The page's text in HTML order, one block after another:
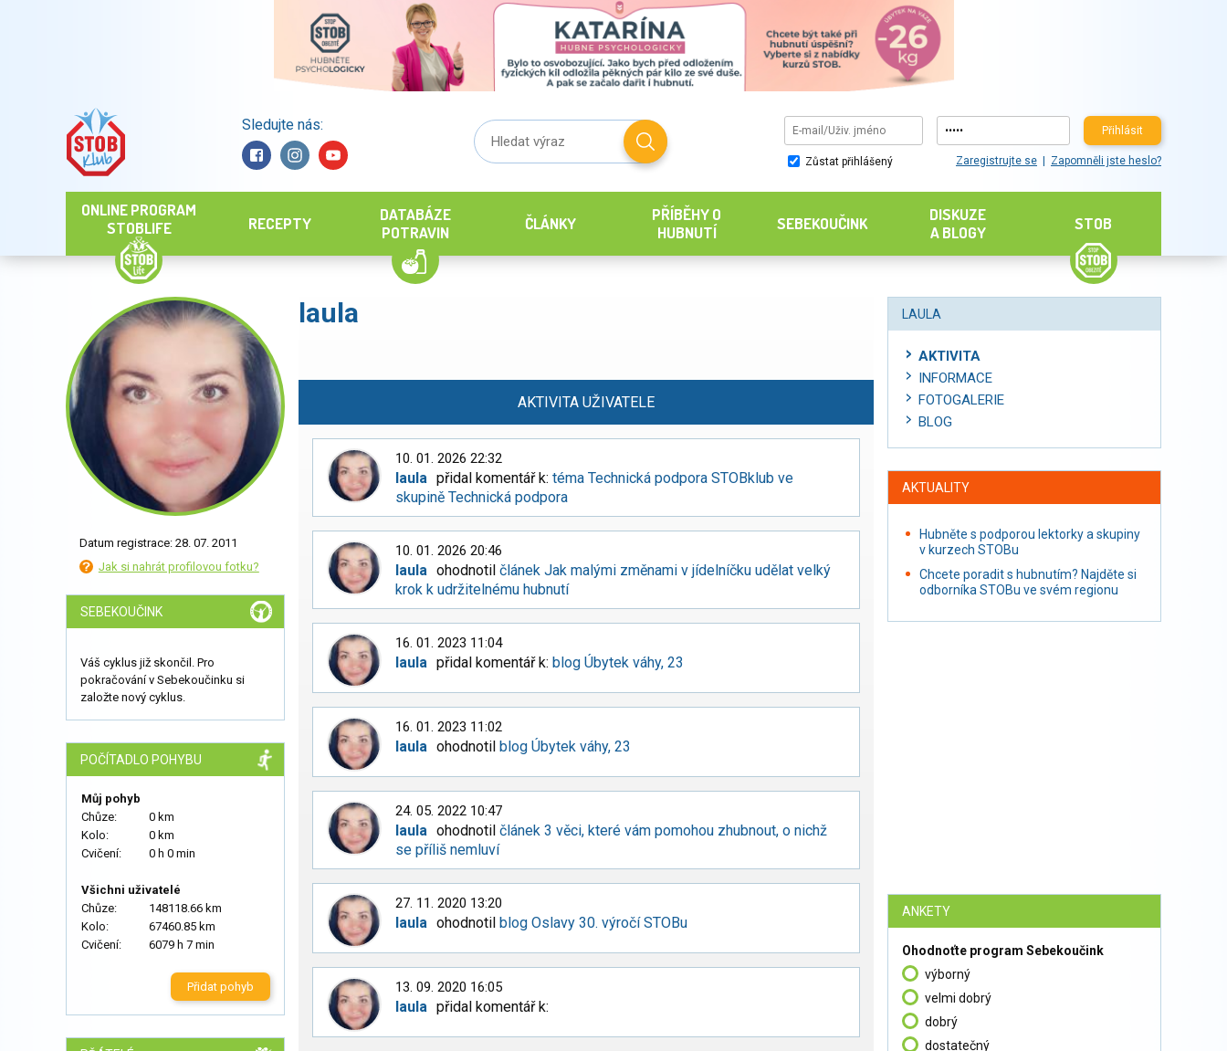
Sledujte nás: Přihlásit
Zůstat přihlášený Zaregistrujte se Zapomněli jste heslo?
ONLINE PROGRAM
STOBLIFE
RECEPTY
DATABÁZE
POTRAVIN
ČLÁNKY
PŘÍBĚHY O
HUBNUTÍ
SEBEKOUČINK
DISKUZE
A BLOGY
STOB
Datum registrace: 28. 07. 2011
Jak si nahrát profilovou fotku?
SEBEKOUČINK
Váš cyklus již skončil. Pro
pokračování v Sebekoučinku si
založte nový cyklus.
POČÍTADLO POHYBU
Můj pohyb
Chůze:
0 km
Kolo:
0 km
Cvičení:
0 h 0 min
Všichni uživatelé
Chůze:
148118.66 km
Kolo:
67460.85 km
Cvičení:
6079 h 7 min
Přidat pohyb
laula
AKTIVITA UŽIVATELE
10. 01. 2026 22:32
laula přidal komentář k:téma Technická podpora STOBklub ve
skupině Technická podpora
10. 01. 2026 20:46
laula ohodnotilčlánek Jak malými změnami v jídelníčku udělat velký
krok k udržitelnému hubnutí
16. 01. 2023 11:04
laula přidal komentář k:blog Úbytek váhy, 23
16. 01. 2023 11:02
laula ohodnotilblog Úbytek váhy, 23
24. 05. 2022 10:47
laula ohodnotilčlánek 3 věci, které vám pomohou zhubnout, o nichž
se příliš nemluví
27. 11. 2020 13:20
laula ohodnotilblog Oslavy 30. výročí STOBu
13. 09. 2020 16:05
laula přidal komentář k:
LAULA
AKTIVITA
INFORMACE
FOTOGALERIE
BLOG
AKTUALITY
Hubněte s podporou lektorky a skupiny
v kurzech STOBu
Chcete poradit s hubnutím? Najděte si
odborníka STOBu ve svém regionu
ANKETY
Ohodnoťte program Sebekoučink
výborný
velmi dobrý
dobrý
dostatečný